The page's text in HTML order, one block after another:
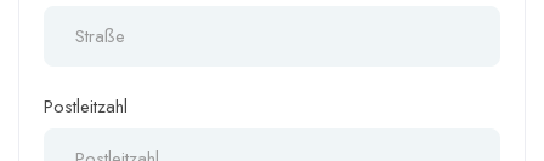
Postleitzahl